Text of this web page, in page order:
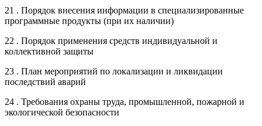
21 . Порядок внесения информации в специализированные
программные продукты (при их наличии)
22 . Порядок применения средств индивидуальной и
коллективной защиты
23 . План мероприятий по локализации и ликвидации
последствий аварий
24 . Требования охраны труда, промышленной, пожарной и
экологической безопасности